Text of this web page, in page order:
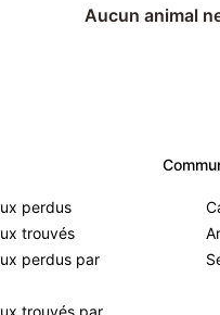
Aucun animal
perdus
trouvés
perdus par
trouvés par